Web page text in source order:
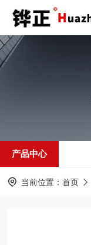
产品中心
当前位置： 首页